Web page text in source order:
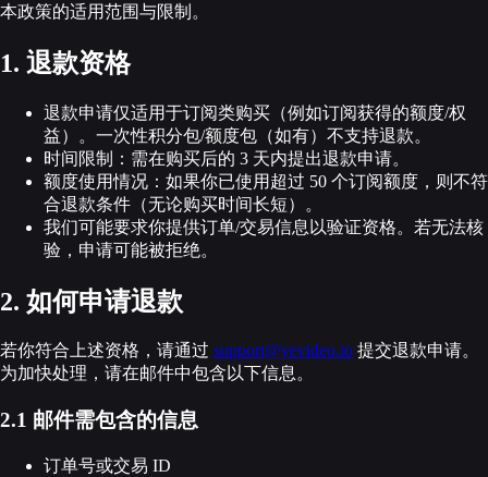
本政策的适用范围与限制。
1. 退款资格
退款申请仅适用于订阅类购买（例如订阅获得的额度/权
益）。一次性积分包/额度包（如有）不支持退款。
时间限制：需在购买后的 3 天内提出退款申请。
额度使用情况：如果你已使用超过 50 个订阅额度，则不符
合退款条件（无论购买时间长短）。
我们可能要求你提供订单/交易信息以验证资格。若无法核
验，申请可能被拒绝。
2. 如何申请退款
若你符合上述资格，请通过 support@yevideo.io 提交退款申请。
为加快处理，请在邮件中包含以下信息。
2.1 邮件需包含的信息
订单号或交易 ID